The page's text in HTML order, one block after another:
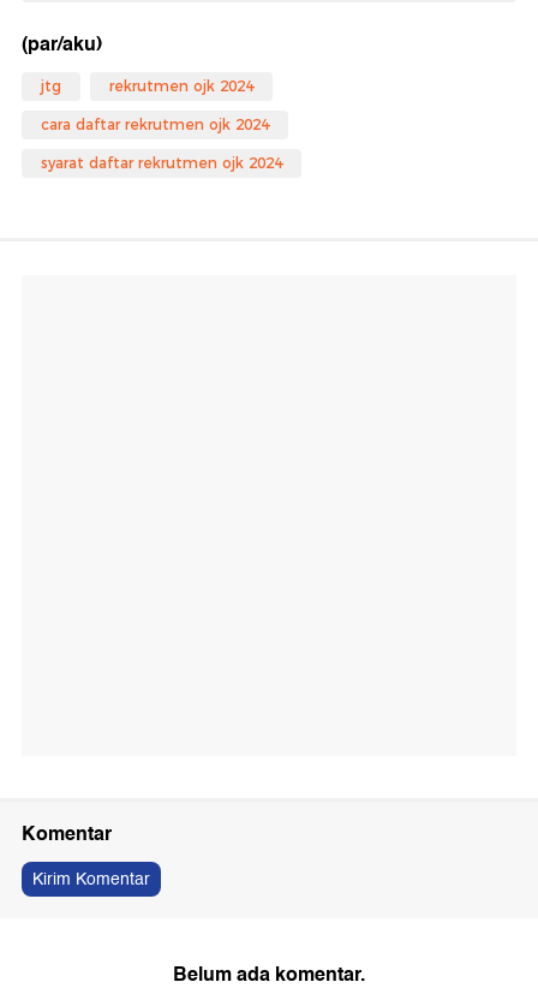
(par/aku)
jtg rekrutmen ojk 2024
cara daftar rekrutmen ojk 2024
syarat daftar rekrutmen ojk 2024
Komentar
Kirim Komentar
Belum ada komentar.